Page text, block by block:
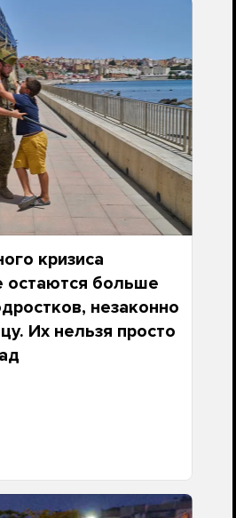
кризиса
остаются больше
незаконно
Их нельзя просто